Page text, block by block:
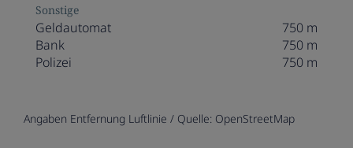
Sonstige
Geldautomat
750 m
Bank
750 m
Polizei
750 m
Angaben Entfernung Luftlinie / Quelle: OpenStreetMap